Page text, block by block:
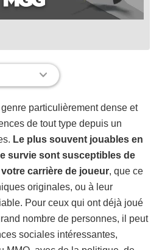
particulièrement dense et
de tout type depuis un
Le plus souvent jouables en
survie sont susceptibles de
carrière de joueur, que ce
originales, ou à leur
Pour ceux qui ont déjà joué
nombre de personnes, il peut
sociales intéressantes,